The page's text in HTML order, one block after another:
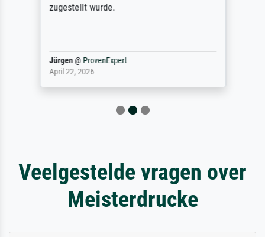
zugestellt wurde.
Jürgen@ ProvenExpert
April 22, 2026
Veelgestelde vragen over
Meisterdrucke